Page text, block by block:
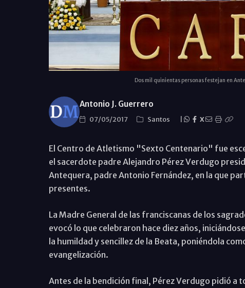
Dos mil quinientas personas festejan en
Antonio J. Guerrero
07/05/2017 Santos X
El Centro de Atletismo "Sexto Centenario" fue
el sacerdote padre Alejandro Pérez Verdugo
Antequera, padre Antonio Fernández, en la que
presentes.
La Madre General de las franciscanas de los
evocó lo que celebraron hace diez años,
la humildad y sencillez de la Beata, poniéndola
evangelización.
Antes de la bendición final, Pérez Verdugo pidió a